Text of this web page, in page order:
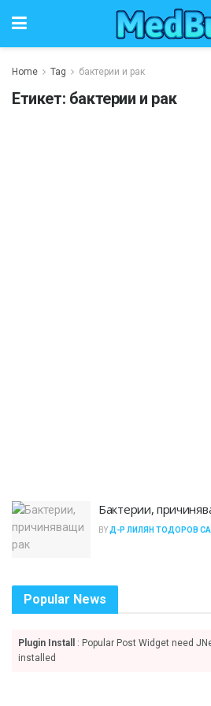
Home Tag бактерии и рак
Етикет: бактерии и рак
Бактерии,
BY Д-Р ЛИЛЯН ТОДОРОВ
Popular News
Plugin Install
: Popular Post Widget need
installed